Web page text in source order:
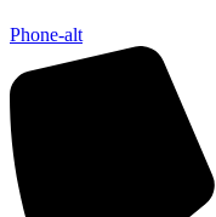
Phone-alt